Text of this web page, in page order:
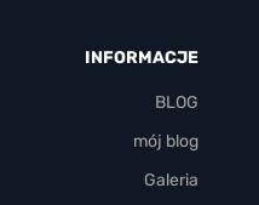
INFORMACJE
BLOG
mój blog
Galeria